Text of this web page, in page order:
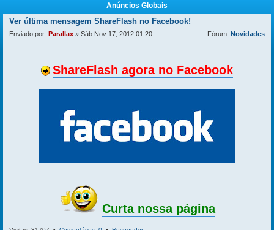
Anúncios Globais
Ver última mensagem ShareFlash no Facebook!
Enviado por: Parallax » Sáb Nov 17, 2012 01:20 Fórum: Novidades
ShareFlash agora no Facebook
Curta nossa página